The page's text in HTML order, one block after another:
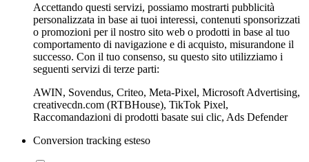
Accettando questi servizi, possiamo mostrarti pubblicità
personalizzata in base ai tuoi interessi, contenuti sponsorizzati
o promozioni per il nostro sito web o prodotti in base al tuo
comportamento di navigazione e di acquisto, misurandone il
successo. Con il tuo consenso, su questo sito utilizziamo i
seguenti servizi di terze parti:
AWIN, Sovendus, Criteo, Meta-Pixel, Microsoft Advertising,
creativecdn.com (RTBHouse), TikTok Pixel,
Raccomandazioni di prodotti basate sui clic, Ads Defender
Conversion tracking esteso